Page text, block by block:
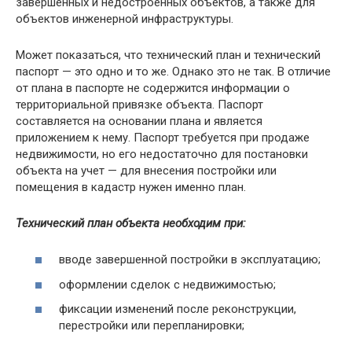
объектов инженерной инфраструктуры.
Может показаться, что технический план и технический
паспорт — это одно и то же. Однако это не так. В отличие
от плана в паспорте не содержится информации о
территориальной привязке объекта. Паспорт
составляется на основании плана и является
приложением к нему. Паспорт требуется при продаже
недвижимости, но его недостаточно для постановки
объекта на учет — для внесения постройки или
помещения в кадастр нужен именно план.
Технический план объекта необходим при:
вводе завершенной постройки в эксплуатацию;
оформлении сделок с недвижимостью;
фиксации изменений после реконструкции,
перестройки или перепланировки;